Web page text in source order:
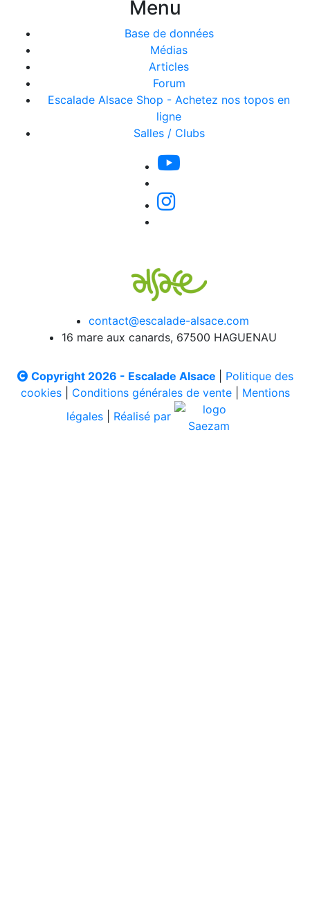
Menu
Base de données
Médias
Articles
Forum
Escalade Alsace Shop - Achetez nos topos en
ligne
Salles / Clubs
contact@escalade-alsace.com
16 mare aux canards, 67500 HAGUENAU
Copyright 2026 - Escalade Alsace
Politique des
cookies| Conditions générales de vente| Mentions
légales
Réalisé par